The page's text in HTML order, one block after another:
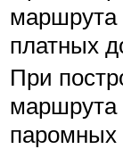
маршрута
платных
При
маршрута
паромных